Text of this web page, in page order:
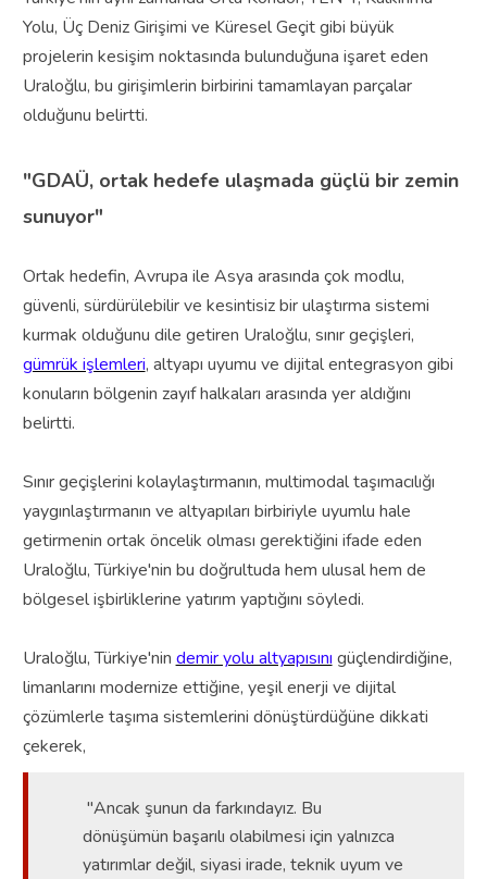
Yolu, Üç Deniz Girişimi ve Küresel Geçit gibi büyük
projelerin kesişim noktasında bulunduğuna işaret eden
Uraloğlu, bu girişimlerin birbirini tamamlayan parçalar
olduğunu belirtti.
"GDAÜ, ortak hedefe ulaşmada güçlü bir zemin
sunuyor"
Ortak hedefin, Avrupa ile Asya arasında çok modlu,
güvenli, sürdürülebilir ve kesintisiz bir ulaştırma sistemi
kurmak olduğunu dile getiren Uraloğlu, sınır geçişleri,
gümrük işlemleri, altyapı uyumu ve dijital entegrasyon gibi
konuların bölgenin zayıf halkaları arasında yer aldığını
belirtti.
Sınır geçişlerini kolaylaştırmanın, multimodal taşımacılığı
yaygınlaştırmanın ve altyapıları birbiriyle uyumlu hale
getirmenin ortak öncelik olması gerektiğini ifade eden
Uraloğlu, Türkiye'nin bu doğrultuda hem ulusal hem de
bölgesel işbirliklerine yatırım yaptığını söyledi.
Uraloğlu, Türkiye'nin demir yolu altyapısını güçlendirdiğine,
limanlarını modernize ettiğine, yeşil enerji ve dijital
çözümlerle taşıma sistemlerini dönüştürdüğüne dikkati
çekerek,
"Ancak şunun da farkındayız. Bu
dönüşümün başarılı olabilmesi için yalnızca
yatırımlar değil, siyasi irade, teknik uyum ve